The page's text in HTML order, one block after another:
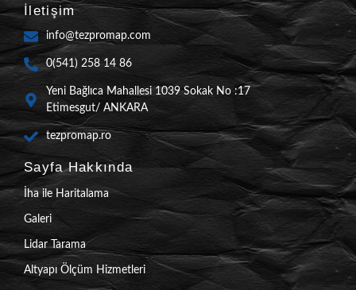
İletişim
info@tezpromap.com
0(541) 258 14 86
Yeni Bağlıca Mahallesi 1039 Sokak No :17
Etimesgut/ ANKARA
tezpromap.ro
Sayfa Hakkında
İha ile Haritalama
Galeri
Lidar Tarama
Altyapı Ölçüm Hizmetleri